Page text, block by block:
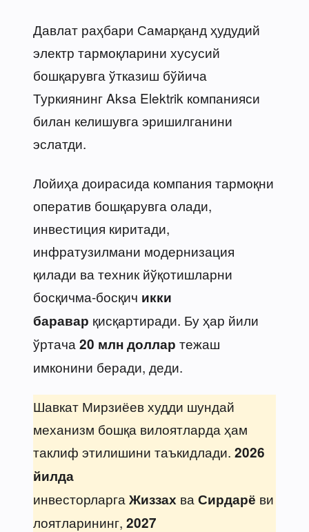
Давлат раҳбари Самарқанд ҳудудий
электр тармоқларини хусусий
бошқарувга ўтказиш бўйича
Туркиянинг Aksa Elektrik компанияси
билан келишувга эришилганини
эслатди.
Лойиҳа доирасида компания тармоқни
оператив бошқарувга олади,
инвестиция киритади,
инфратузилмани модернизация
қилади ва техник йўқотишларни
босқичма-босқич икки
баравар қисқартиради. Бу ҳар йили
ўртача 20 млн доллар тежаш
имконини беради, деди.
Шавкат Мирзиёев худди шундай
механизм бошқа вилоятларда ҳам
таклиф этилишини таъкидлади. 2026
йилда
инвесторларга Жиззах ва Сирдарё ви
лоятларининг, 2027